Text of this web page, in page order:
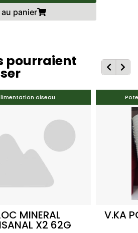
panier
pourraient
oiseau
MINERAL
X2 62G
V.KA